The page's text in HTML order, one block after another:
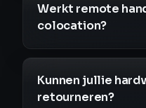
Werkt remote
colocation?
Kunnen jullie
retourneren?